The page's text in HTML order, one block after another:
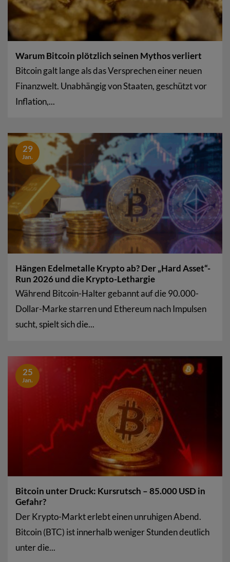
Warum Bitcoin plötzlich seinen Mythos verliert
Bitcoin galt lange als das Versprechen einer neuen
Finanzwelt. Unabhängig von Staaten, geschützt vor
Inflation,...
Hängen Edelmetalle Krypto ab? Der „Hard Asset“-
Run 2026 und die Krypto-Lethargie
Während Bitcoin-Halter gebannt auf die 90.000-
Dollar-Marke starren und Ethereum nach Impulsen
sucht, spielt sich die...
29
Jan.
Bitcoin unter Druck: Kursrutsch – 85.000 USD in
Gefahr?
Der Krypto-Markt erlebt einen unruhigen Abend.
Bitcoin (BTC) ist innerhalb weniger Stunden deutlich
unter die...
25
Jan.